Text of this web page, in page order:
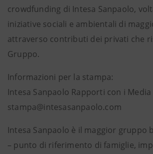
crowdfunding di Intesa Sanpaolo,
iniziative sociali e ambientali di
attraverso contributi dei privati che
Gruppo.
Informazioni per la stampa:
Intesa Sanpaolo Rapporti con i Media
stampa@intesasanpaolo.com
Intesa Sanpaolo è il maggior gruppo
– punto di riferimento di famiglie,